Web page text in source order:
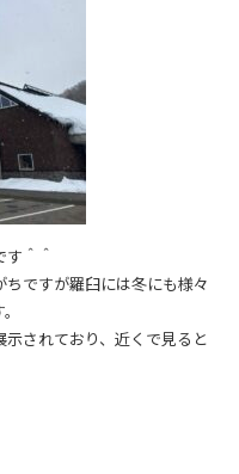
＾＾
ですが羅臼には冬にも様々
されており、近くで見ると